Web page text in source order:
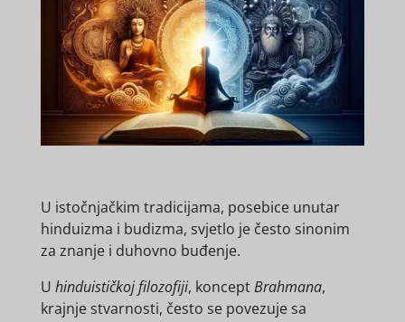
U istočnjačkim tradicijama, posebice unutar
hinduizma i budizma, svjetlo je često sinonim
za znanje i duhovno buđenje.
U hinduističkoj filozofiji, konceptBrahmana,
krajnje stvarnosti, često se povezuje sa